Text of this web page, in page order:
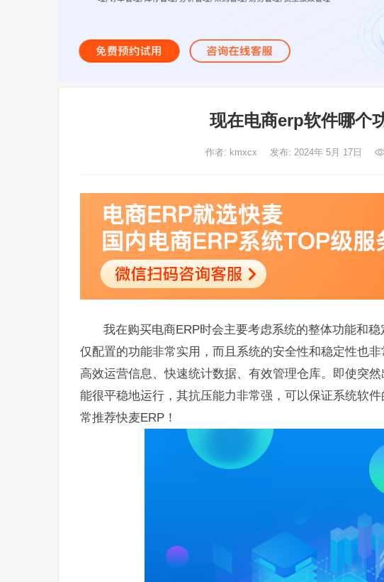
现在电商erp软件哪个
作者: kmxcx 发布: 2024年 5月 17日
我在购买电商ERP时会主要考虑系统的整体功能和
仅配置的功能非常实用，而且系统的安全性和稳定性也
高效运营信息、快速统计数据、有效管理仓库。即使突
能很平稳地运行，其抗压能力非常强，可以保证系统软
常推荐快麦ERP！